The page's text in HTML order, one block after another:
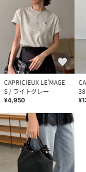
CAPRICIEUX LE'MAGE
S / ライトグレー
¥4,950